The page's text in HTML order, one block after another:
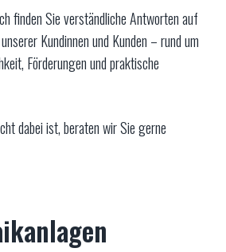
finden Sie verständliche Antworten auf
Kundinnen und Kunden – rund um
Förderungen und praktische
dabei ist, beraten wir Sie gerne